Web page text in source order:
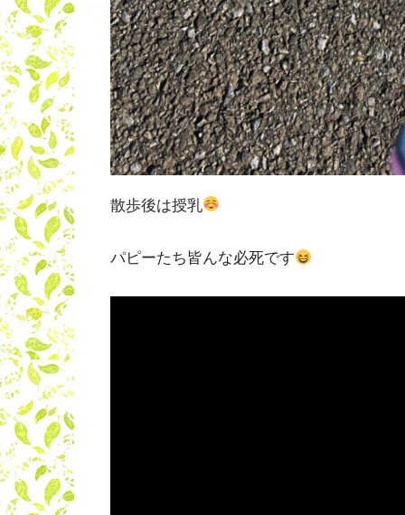
散歩後は授乳
パピーたち皆んな必死です